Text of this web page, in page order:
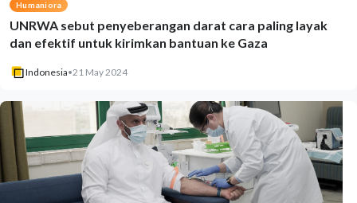
Humaniora
UNRWA sebut penyeberangan darat cara paling layak
dan efektif untuk kirimkan bantuan ke Gaza
Indonesia•21 May 2024